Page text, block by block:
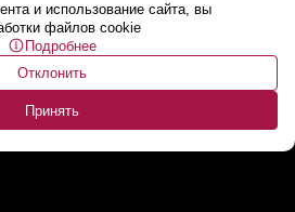
и использование сайта, вы
файлов cookie
Подробнее
Отклонить
Принять
самый сильный с 1949